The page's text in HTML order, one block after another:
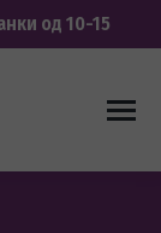
од 10-15